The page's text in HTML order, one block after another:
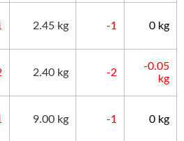
2.45 kg -1 0 kg
2.40 kg -2
-0.05
kg
9.00 kg -1 0 kg